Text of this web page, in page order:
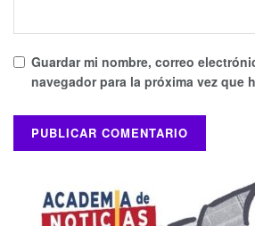
Guardar mi nombre, correo
navegador para la próxima vez que